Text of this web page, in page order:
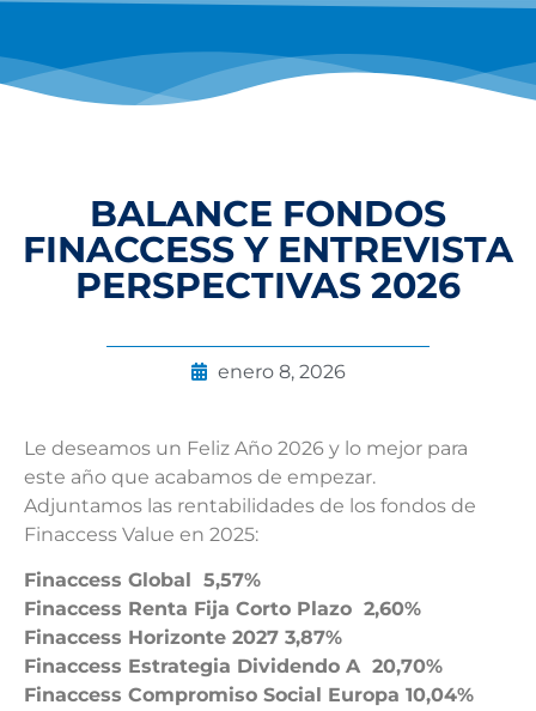
BALANCE FONDOS
FINACCESS Y ENTREVISTA
PERSPECTIVAS 2026
enero 8, 2026
Le deseamos un Feliz Año 2026 y lo mejor para
este año que acabamos de empezar.
Adjuntamos las rentabilidades de los fondos de
Finaccess Value en 2025:
Finaccess Global 5,57%
Finaccess Renta Fija Corto Plazo 2,60%
Finaccess Horizonte 2027 3,87%
Finaccess Estrategia Dividendo A 20,70%
Finaccess Compromiso Social Europa 10,04%